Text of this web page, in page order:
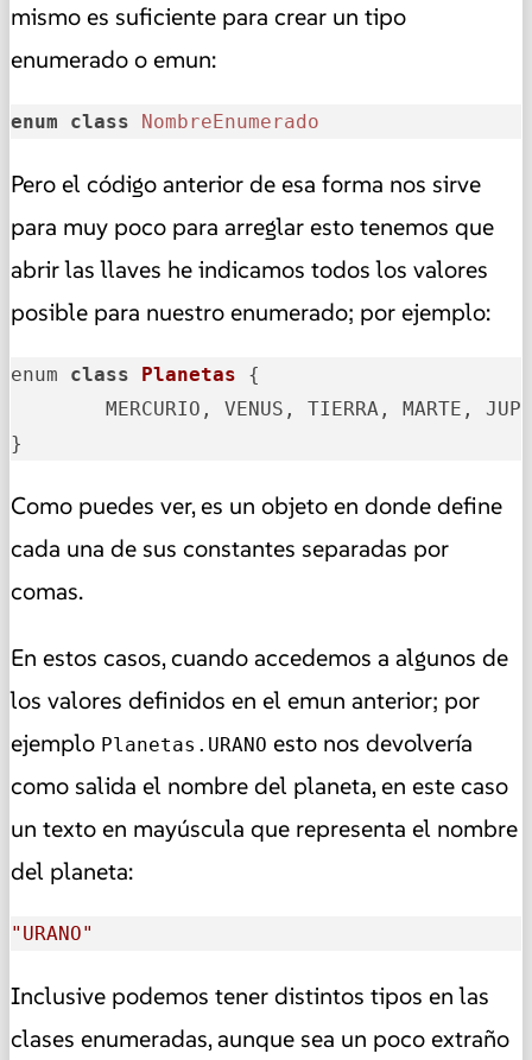
mismo es suficiente para crear un tipo
enumerado o emun:
enum class NombreEnumerado
Pero el código anterior de esa forma nos sirve
para muy poco para arreglar esto tenemos que
abrir las llaves he indicamos todos los valores
posible para nuestro enumerado; por ejemplo:
enum class Planetas
{
}
Como puedes ver, es un objeto en donde define
cada una de sus constantes separadas por
comas.
En estos casos, cuando accedemos a algunos de
los valores definidos en el emun anterior; por
ejemplo Planetas.URANO esto nos devolvería
como salida el nombre del planeta, en este caso
un texto en mayúscula que representa el nombre
del planeta:
"URANO"
Inclusive podemos tener distintos tipos en las
clases enumeradas, aunque sea un poco extraño